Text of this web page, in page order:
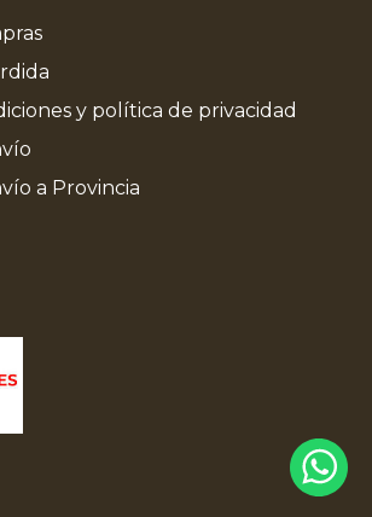
y política de privacidad
a Provincia